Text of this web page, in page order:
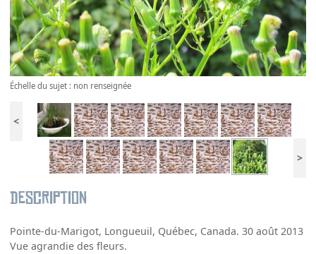
Échelle du sujet : non renseignée
<
>
Description
Pointe-du-Marigot, Longueuil, Québec, Canada. 30 août 2013
Vue agrandie des fleurs.